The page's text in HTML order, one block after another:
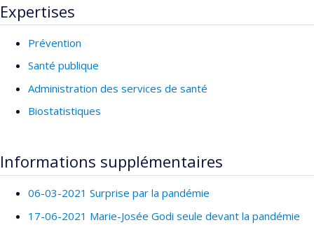
Expertises
Prévention
Santé publique
Administration des services de santé
Biostatistiques
Informations supplémentaires
06-03-2021 Surprise par la pandémie
17-06-2021 Marie-Josée Godi seule devant la pandémie